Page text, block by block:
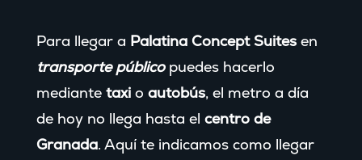
Para llegar a Palatina Concept Suitesen
transporte públicopuedes hacerlo
mediante taxio autobús, el metro a día
de hoy no llega hasta el centro de
Granada. Aquí te indicamos como llegar